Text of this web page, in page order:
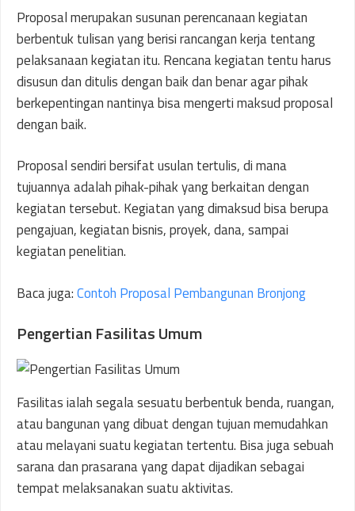
Proposal merupakan susunan perencanaan kegiatan
berbentuk tulisan yang berisi rancangan kerja tentang
pelaksanaan kegiatan itu. Rencana kegiatan tentu harus
disusun dan ditulis dengan baik dan benar agar pihak
berkepentingan nantinya bisa mengerti maksud proposal
dengan baik.
Proposal sendiri bersifat usulan tertulis, di mana
tujuannya adalah pihak-pihak yang berkaitan dengan
kegiatan tersebut. Kegiatan yang dimaksud bisa berupa
pengajuan, kegiatan bisnis, proyek, dana, sampai
kegiatan penelitian.
Baca juga:Contoh Proposal Pembangunan Bronjong
Pengertian Fasilitas Umum
Fasilitas ialah segala sesuatu berbentuk benda, ruangan,
atau bangunan yang dibuat dengan tujuan memudahkan
atau melayani suatu kegiatan tertentu. Bisa juga sebuah
sarana dan prasarana yang dapat dijadikan sebagai
tempat melaksanakan suatu aktivitas.